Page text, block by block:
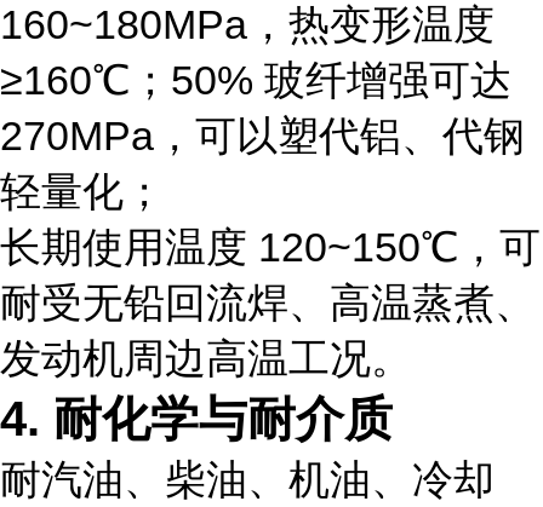
160~180MPa，热变形温度
≥160℃；50% 玻纤增强可达
270MPa，可以塑代铝、代钢
轻量化；
长期使用温度 120~150℃，可
耐受无铅回流焊、高温蒸煮、
发动机周边高温工况。
4. 耐化学与耐介质
耐汽油、柴油、机油、冷却